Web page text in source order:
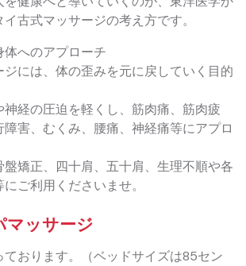
古式マッサージの考え方です。
へのアプローチ
ジには、体の歪みを元に戻していく目的
経の圧迫を軽くし、筋肉痛、筋肉疲
害、むくみ、腰痛、神経痛等にアプロ
矯正、四十肩、五十肩、生理不順や各
ご利用くださいませ。
マッサージ
おります。（ベッドサイズは85セン